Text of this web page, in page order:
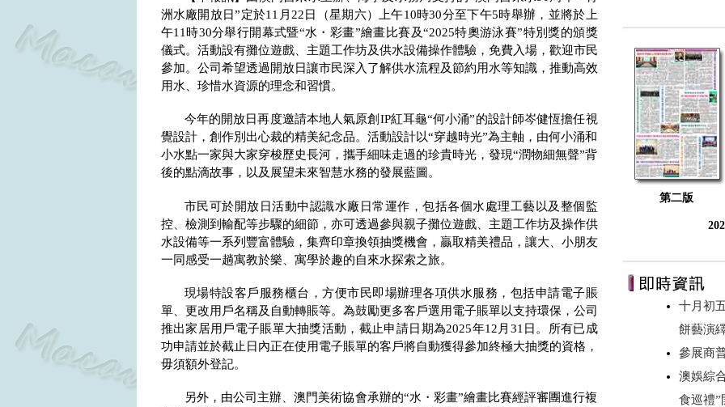
洲水廠開放日”定於11 月 22 日（星期六）上午10時30分至下午5時舉辦，並將於上
午11 時30分舉行開幕式暨“水・彩畫”繪畫比賽及“2025特奧游泳賽”特別獎的頒獎
儀式。活動設有攤位遊戲、主題工作坊及供水設備操作體驗，免費入場，歡迎市民
參加。公司希望透過開放日讓市民深入了解供水流程及節約用水等知識，推動高效
用水、珍惜水資源的理念和習慣。
今年的開放日再度邀請本地人氣原創 IP紅耳龜“何小涌”的設計師岑健恆擔任視
覺設計，創作別出心裁的精美紀念品。活動設計以“穿越時光”為主軸，由何小涌和
小水點一家與大家穿梭歷史長河，攜手細味走過的珍貴時光，發現“潤物細無聲”背
後的點滴故事，以及展望未來智慧水務的發展藍圖。
市民可於開放日活動中認識水廠日常運作，包括各個水處理工藝以及整個監
控、檢測到輸配等步驟的細節，亦可透過參與親子攤位遊戲、主題工作坊及操作供
水設備等一系列豐富體驗，集齊印章換領抽獎機會，贏取精美禮品，讓大、小朋友
一同感受一趟寓教於樂、寓學於趣的自來水探索之旅。
現場特設客戶服務櫃台，方便市民即場辦理各項供水服務，包括申請電子賬
單、更改用戶名稱及自動轉賬等。為鼓勵更多客戶選用電子賬單以支持環保，公司
推出家居用戶電子賬單大抽獎活動，截止申請日期為2025年12 月 31 日。所有已成
功申請並於截止日內正在使用電子賬單的客戶將自動獲得參加終極大抽獎的資格，
毋須額外登記。
另外，由公司主辦、澳門美術協會承辦的“水・彩畫”繪畫比賽經評審團進行複
第二版
十月初
餅藝演
參展商
澳娛綜
食巡禮